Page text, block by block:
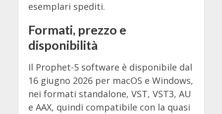
esemplari spediti.
Formati, prezzo e
disponibilità
Il Prophet-5 software è disponibile dal
16 giugno 2026 per macOS e Windows,
nei formati standalone, VST, VST3, AU
e AAX, quindi compatibile con la quasi